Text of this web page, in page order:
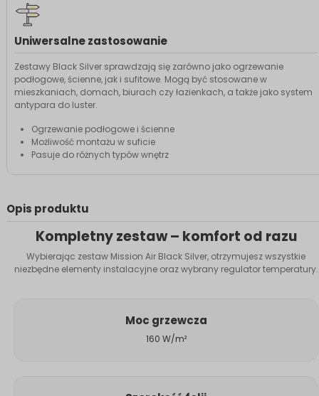
Uniwersalne zastosowanie
Zestawy Black Silver sprawdzają się zarówno jako ogrzewanie
podłogowe, ścienne, jak i sufitowe. Mogą być stosowane w
mieszkaniach, domach, biurach czy łazienkach, a także jako system
antypara do luster.
Ogrzewanie podłogowe i ścienne
Możliwość montażu w suficie
Pasuje do różnych typów wnętrz
Opis produktu
Kompletny zestaw – komfort od razu
Wybierając zestaw Mission Air Black Silver, otrzymujesz wszystkie
niezbędne elementy instalacyjne oraz wybrany regulator temperatury.
Moc grzewcza
160 W/m²